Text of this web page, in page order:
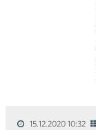
15.12.2020 10:32